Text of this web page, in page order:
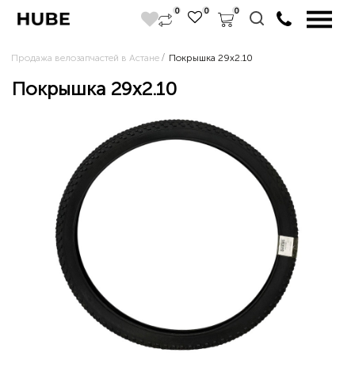
0 0 0
Продажа велозапчастей в Астане Покрышка 29x2.10
Покрышка 29x2.10